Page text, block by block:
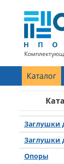
Каталог
Заглушки
Заглушки
Опоры